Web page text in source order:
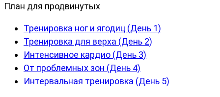
План для продвинутых
Тренировка ног и ягодиц (День 1)
Тренировка для верха (День 2)
Интенсивное кардио (День 3)
От проблемных зон (День 4)
Интервальная тренировка (День 5)